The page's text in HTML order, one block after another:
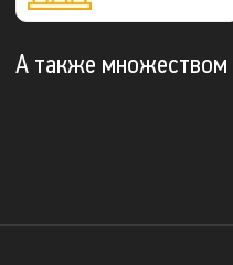
А также множеством